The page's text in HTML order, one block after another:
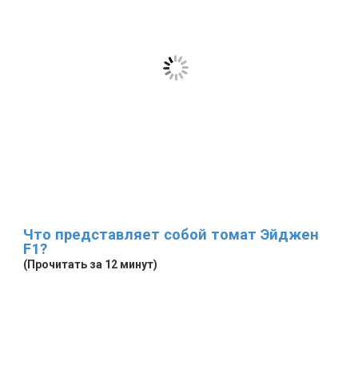
Что представляет собой томат Эйджен
F1?
(Прочитать за 12 минут)